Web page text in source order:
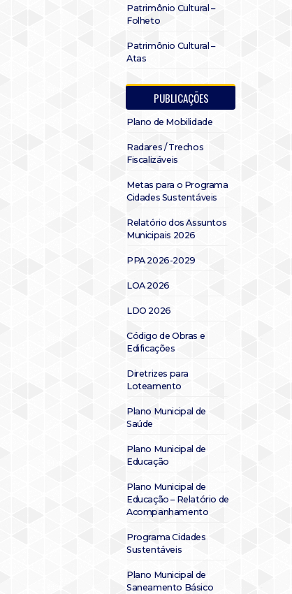
Patrimônio Cultural –
Folheto
Patrimônio Cultural –
Atas
PUBLICAÇÕES
Plano de Mobilidade
Radares / Trechos
Fiscalizáveis
Metas para o Programa
Cidades Sustentáveis
Relatório dos Assuntos
Municipais 2026
PPA 2026-2029
LOA 2026
LDO 2026
Código de Obras e
Edificações
Diretrizes para
Loteamento
Plano Municipal de
Saúde
Plano Municipal de
Educação
Plano Municipal de
Educação – Relatório de
Acompanhamento
Programa Cidades
Sustentáveis
Plano Municipal de
Saneamento Básico